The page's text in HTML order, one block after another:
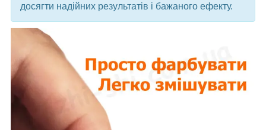
досягти надійних результатів і бажаного ефекту.